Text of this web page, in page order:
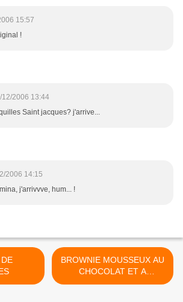
15:57
!
12/2006 13:44
Saint jacques? j'arrive...
2006 14:15
j'arrivvve, hum... !
BROWNIE MOUSSEUX AU
CHOCOLAT ET A
L'ORANGE >